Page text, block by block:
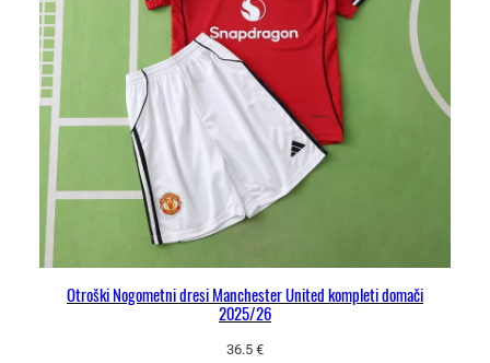
Otroški Nogometni dresi Manchester United kompleti domači
2025/26
36.5 €